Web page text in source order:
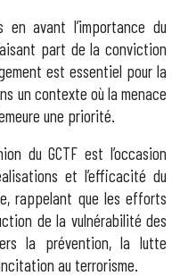
avant l’importance du
part de la conviction
est essentiel pour la
un contexte où la menace
une priorité.
du GCTF est l’occasion
et l’efficacité du
rappelant que les efforts
de la vulnérabilité des
la prévention, la lutte
au terrorisme.